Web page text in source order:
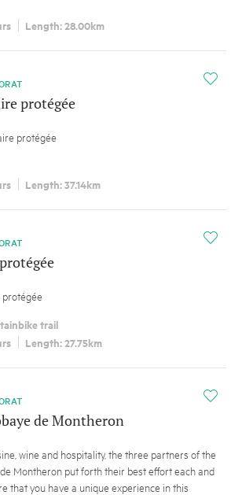
Length: 28.00km
i
protégée
protégée
Length: 37.14km
i
protégée
trail
Length: 27.75km
i
de Montheron
wine and hospitality, the three partners of the
Montheron put forth their best effort each and
that you have a unique experience in this